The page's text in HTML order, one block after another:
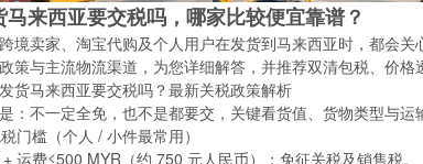
马来西亚要交税吗，哪家比较便宜靠谱？
境卖家、淘宝代购及个人用户在发货到马来西亚时，都会
策与主流物流渠道，为您详细解答，并推荐双清包税、价
货马来西亚要交税吗？最新关税政策解析
：不一定全免，也不是都要交，关键看货值、货物类型与运
门槛（个人 / 小件最常用）
运费≤500 MYR（约 750 元人民币）：免征关税及销售税。